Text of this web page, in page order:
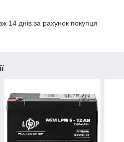
14 днів за рахунок покупця